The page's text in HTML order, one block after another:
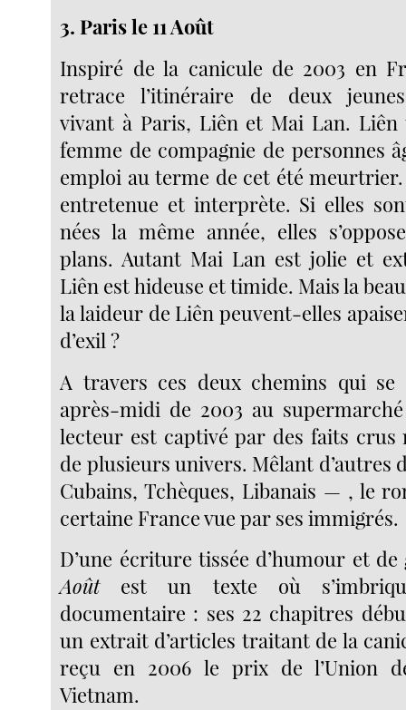
3. Paris le 11 Août
Inspiré de la canicule de 2003 en
retrace l’itinéraire de deux
vivant à Paris, Liên et Mai Lan.
femme de compagnie de personnes
emploi au terme de cet été
entretenue et interprète. Si elles
nées la même année, elles
plans. Autant Mai Lan est jolie et
Liên est hideuse et timide. Mais la
la laideur de Liên peuvent-elles
d’exil ?
A travers ces deux chemins qui
après-midi de 2003 au
lecteur est captivé par des faits crus
de plusieurs univers. Mêlant d’autres
Cubains, Tchèques, Libanais — , le
certaine France vue par ses immigrés.
D’une écriture tissée d’humour et
Aoûtest un texte où
documentaire : ses 22 chapitres
un extrait d’articles traitant de la
reçu en 2006 le prix de l’Union
Vietnam.